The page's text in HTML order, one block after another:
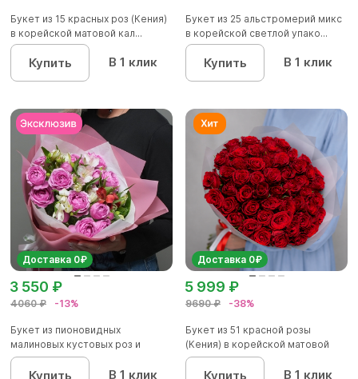
Букет из 15 красных роз (Кения)
в корейской матовой кал...
Купить В 1 клик
Букет из 25 альстромерий микс
в корейской светлой упако...
Купить В 1 клик
Доставка 0₽
4060 ₽ -13%
3 550 ₽
Букет из пионовидных
малиновых кустовых роз и
альстроме...
Купить В 1 клик
Доставка 0₽
9690 ₽ -38%
5 999 ₽
Букет из 51 красной розы
(Кения) в корейской матовой
уп...
Купить В 1 клик